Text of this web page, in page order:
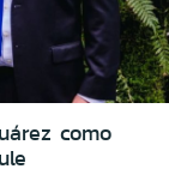
como